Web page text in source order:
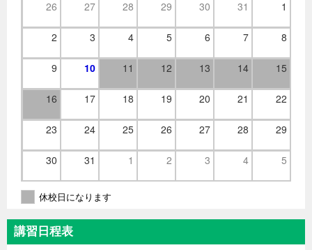
26 27 28 29 30 31 1
2 3 4 5 6 7 8
9 10 11 12 13 14 15
16 17 18 19 20 21 22
23 24 25 26 27 28 29
30 31 1 2 3 4 5
休校日になります
講習日程表